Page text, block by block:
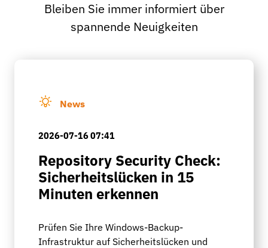
Bleiben Sie immer informiert über
spannende Neuigkeiten
News
2026-07-16 07:41
Repository Security Check:
Sicherheitslücken in 15
Minuten erkennen
Prüfen Sie Ihre Windows-Backup-
Infrastruktur auf Sicherheitslücken und